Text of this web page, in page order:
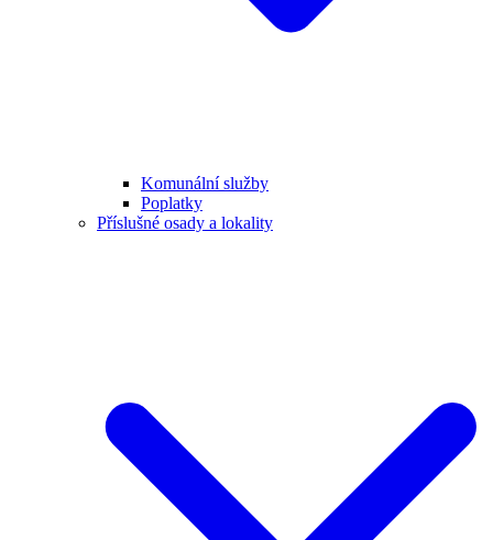
Komunální služby
Poplatky
Příslušné osady a lokality